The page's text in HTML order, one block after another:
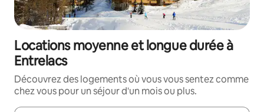
Locations moyenne et longue durée à
Entrelacs
Découvrez des logements où vous vous sentez comme
chez vous pour un séjour d'un mois ou plus.